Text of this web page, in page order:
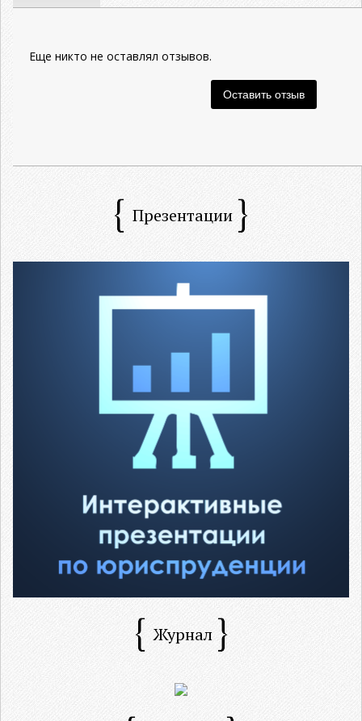
Еще никто не оставлял отзывов.
Презентации
Журнал